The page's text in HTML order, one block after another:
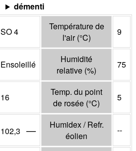
démenti
SO 4
Température de
l'air(°C)
9
Ensoleillé
Humidité
relative (%)
75
16
Temp. du point
de rosée (°C)
5
102,3 —
Humidex / Refr.
éolien
--